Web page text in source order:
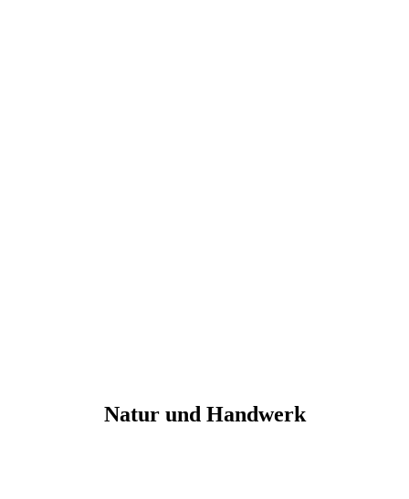
Natur und Handwerk